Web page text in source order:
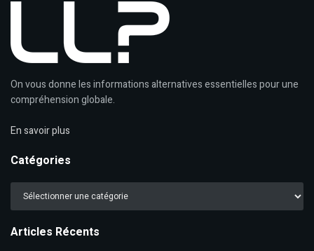
On vous donne les informations alternatives essentielles pour une
compréhension globale.
En savoir plus
Catégories
Catégories
Articles Récents